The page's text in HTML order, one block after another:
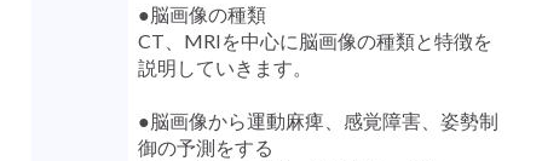
●脳画像の種類
CT、MRIを中心に脳画像の種類と特徴を
説明していきます。
●脳画像から運動麻痺、感覚障害、姿勢制
御の予測をする